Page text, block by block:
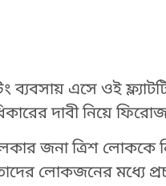
এসে ওই
দাবী নিয়ে ফিরোজ
জনা ত্রিশ লোককে
লোকজনের মধ্যে